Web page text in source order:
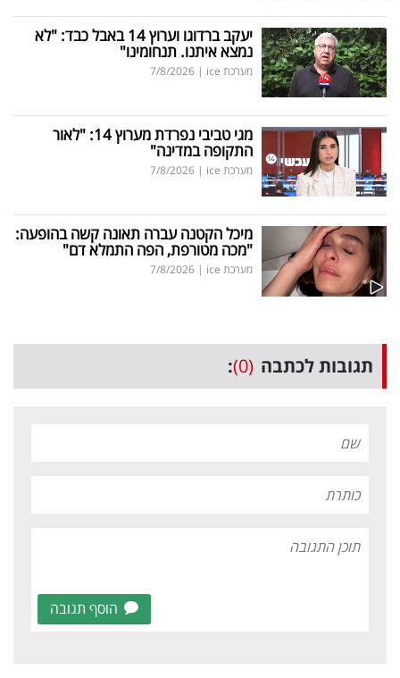
יעקב ברדוגו וערוץ 14 באבל כבד: "לא
נמצא איתנו. תנחומינו"
מערכת ice |
7/8/2026
מגי טביבי נפרדת מערוץ 14: "לאור
התקופה במדינה"
מערכת ice |
7/8/2026
מיכל הקטנה עברה תאונה קשה בהופעה:
"מכה מטורפת, הפה התמלא דם"
מערכת ice |
7/8/2026
תגובות לכתבה (0)
:
הוסף תגובה